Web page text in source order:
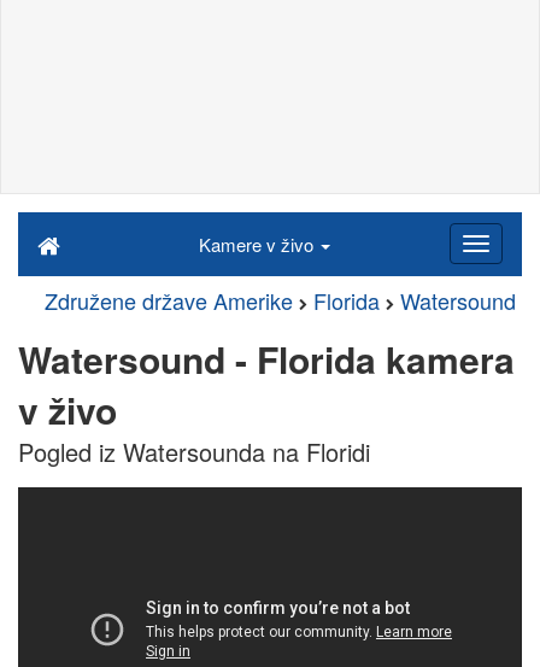
Kamere v živo
Združene države Amerike Florida Watersound
Watersound - Florida kamera
v živo
Pogled iz Watersounda na Floridi